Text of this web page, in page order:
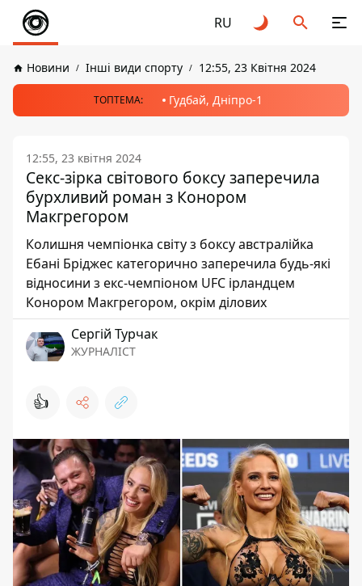
RU
Новини Інші види спорту 12:55, 23 Квітня 2024
ТОПТЕМА: Гудбай, Дніпро-1
12:55, 23 квітня 2024
Секс-зірка світового боксу заперечила
бурхливий роман з Конором
Макгрегором
Колишня чемпіонка світу з боксу австралійка
Ебані Бріджес категорично заперечила будь-які
відносини з екс-чемпіоном UFC ірландцем
Конором Макгрегором, окрім ділових
Сергій Турчак
ЖУРНАЛІСТ
👍